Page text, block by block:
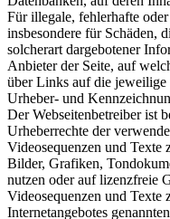
Für illegale, fehlerhafte
insbesondere für Schäden,
solcherart dargebotener
Anbieter der Seite, auf
über Links auf die
Urheber- und
Der Webseitenbetreiber ist
Urheberrechte der
Videosequenzen und Texte
Bilder, Grafiken,
nutzen oder auf lizenzfreie
Videosequenzen und
Internetangebotes